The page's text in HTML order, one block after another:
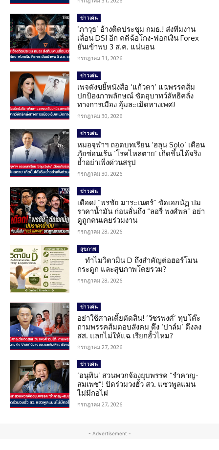
ข่าวเด่น
‘ภาวุธ’ อ้างติดประชุม กมธ.! ส่งทีมงาน
เลื่อน DSI อีก คดีฉ้อโกง-ฟอกเงิน Forex
ยันเข้าพบ 3 ส.ค. แน่นอน
กรกฎาคม 31, 2026
ข่าวเด่น
เพจดังขยี้หนังสือ ‘แก้วตา’ แฉพรรคส้ม
ปกป้องภาพลักษณ์ ซัดอุบาทว์ลัทธิคลั่ง
ทางการเมือง อุ้มละเมิดทางเพศ!
กรกฎาคม 30, 2026
ข่าวเด่น
หมอจุฬาฯ ถอดบทเรียน ‘ฮลุน Solo’ เตือน
ภัยซ่อนเร้น ‘โรคไหลตาย’ เกิดขึ้นได้จริง
ย้ำอย่าเพิ่งด่วนสรุป
กรกฎาคม 30, 2026
ข่าวเด่น
เดือด! “พรชัย มาระเนตร์” ซัดเอกนัฏ ปม
ราคาน้ำมัน ก่อนลั่นถึง “ลอรี่ พงศ์พล” อย่า
ดูถูกคนเคยร่วมงาน
กรกฎาคม 28, 2026
สุขภาพ
ทำไมวิตามิน D ถึงสำคัญต่อฮอร์โมน
กระดูก และสุขภาพโดยรวม?
กรกฎาคม 28, 2026
ข่าวเด่น
อย่าใช้ศาลเตี้ยตัดสิน! ‘วัชรพงศ์’ ทุบโต๊ะ
ถามพรรคส้มตอบสังคม ดึง ‘ปาล์ม’ ดึงลง
สส. แลกไม่ให้แฉ เรียกฮั้วไหม?
กรกฎาคม 27, 2026
ข่าวเด่น
‘อนุทิน’ สวนพวกจ้องยุบพรรค “รำคาญ-
สมเพช”! ปัดร่วมวงฮั้ว สว. แซวพูลแมน
ไม่มีกอไผ่
กรกฎาคม 27, 2026
- Advertisement -